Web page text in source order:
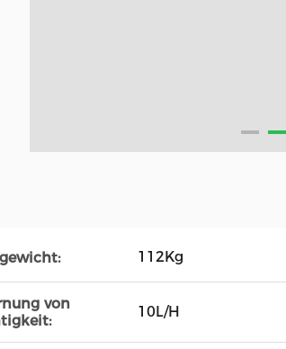
112Kg
von
10L/H